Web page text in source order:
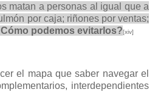
matan a personas al igual que a
por caja; riñones por ventas;
podemos evitarlos?[xiv]
el mapa que saber navegar el
interdependientes